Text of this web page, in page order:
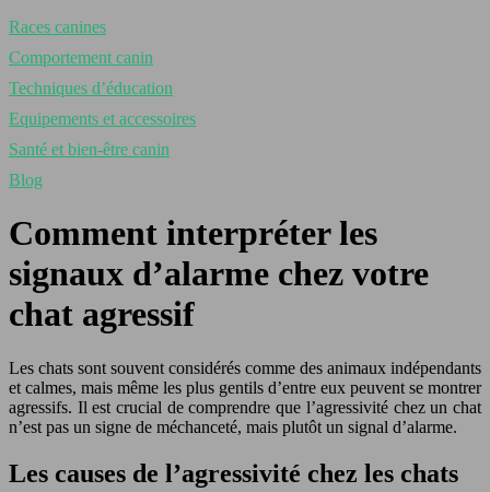
Races canines
Comportement canin
Techniques d’éducation
Equipements et accessoires
Santé et bien-être canin
Blog
Comment interpréter les
signaux d’alarme chez votre
chat agressif
Les chats sont souvent considérés comme des animaux indépendants
et calmes, mais même les plus gentils d’entre eux peuvent se montrer
agressifs. Il est crucial de comprendre que l’agressivité chez un chat
n’est pas un signe de méchanceté, mais plutôt un signal d’alarme.
Les causes de l’agressivité chez les chats